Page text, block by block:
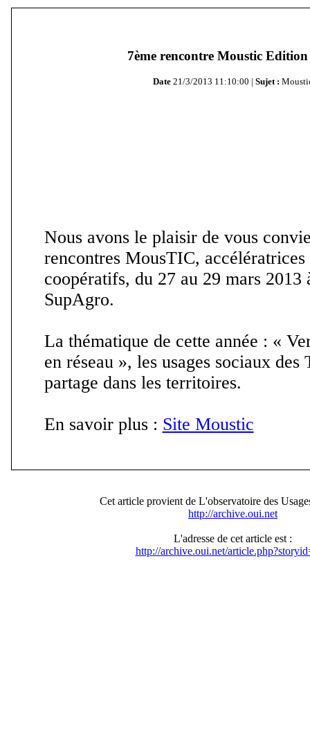
7ème rencontre Moustic Edition
Date 21/3/2013 11:10:00 | Sujet :
Nous avons le plaisir de vous
rencontres MousTIC, accélératrices
coopératifs, du 27 au 29 mars
SupAgro.
La thématique de cette année : «
en réseau », les usages sociaux
partage dans les territoires.
En savoir plus : Site Moustic
Cet article provient de L'observatoire des
http://archive.oui.net
L'adresse de cet article est :
http://archive.oui.net/